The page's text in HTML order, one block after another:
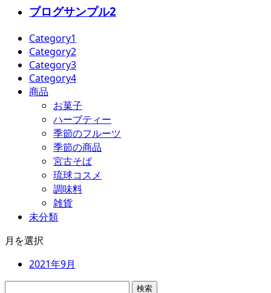
ブログサンプル2
Category1
Category2
Category3
Category4
商品
お菓子
ハーブティー
季節のフルーツ
季節の商品
宮古そば
琉球コスメ
調味料
雑貨
未分類
月を選択
2021年9月